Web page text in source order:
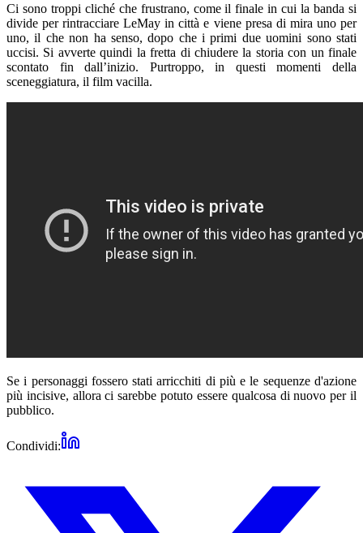
Ci sono troppi cliché che frustrano, come il finale in cui la banda si
divide per rintracciare LeMay in città e viene presa di mira uno per
uno, il che non ha senso, dopo che i primi due uomini sono stati
uccisi. Si avverte quindi la fretta di chiudere la storia con un finale
scontato fin dall’inizio. Purtroppo, in questi momenti della
sceneggiatura, il film vacilla.
Se i personaggi fossero stati arricchiti di più e le sequenze d'azione
più incisive, allora ci sarebbe potuto essere qualcosa di nuovo per il
pubblico.
Condividi: